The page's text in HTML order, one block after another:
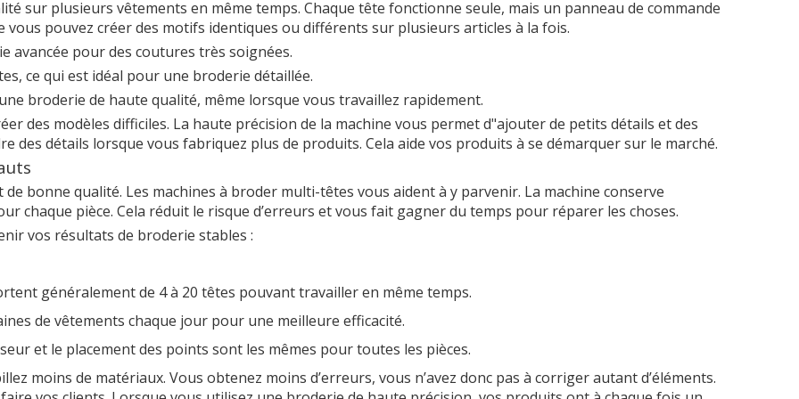
sur plusieurs vêtements en même temps. Chaque tête fonctionne seule, mais un panneau de commande
vous pouvez créer des motifs identiques ou différents sur plusieurs articles à la fois.
avancée pour des coutures très soignées.
ce qui est idéal pour une broderie détaillée.
broderie de haute qualité, même lorsque vous travaillez rapidement.
des modèles difficiles. La haute précision de la machine vous permet d"ajouter de petits détails et des
des détails lorsque vous fabriquez plus de produits. Cela aide vos produits à se démarquer sur le marché.
bonne qualité. Les machines à broder multi-têtes vous aident à y parvenir. La machine conserve
chaque pièce. Cela réduit le risque d’erreurs et vous fait gagner du temps pour réparer les choses.
vos résultats de broderie stables :
généralement de 4 à 20 têtes pouvant travailler en même temps.
de vêtements chaque jour pour une meilleure efficacité.
et le placement des points sont les mêmes pour toutes les pièces.
moins de matériaux. Vous obtenez moins d’erreurs, vous n’avez donc pas à corriger autant d’éléments.